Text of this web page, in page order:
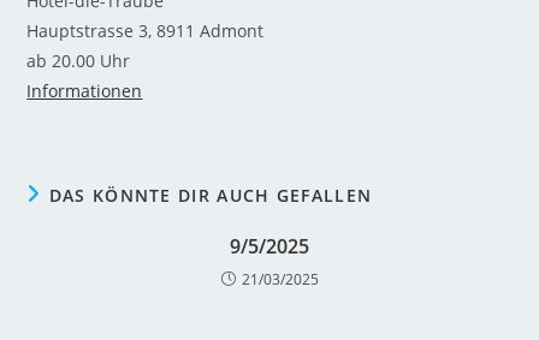
Hauptstrasse 3, 8911 Admont
ab 20.00 Uhr
Informationen
DAS KÖNNTE DIR AUCH GEFALLEN
9/5/2025
21/03/2025